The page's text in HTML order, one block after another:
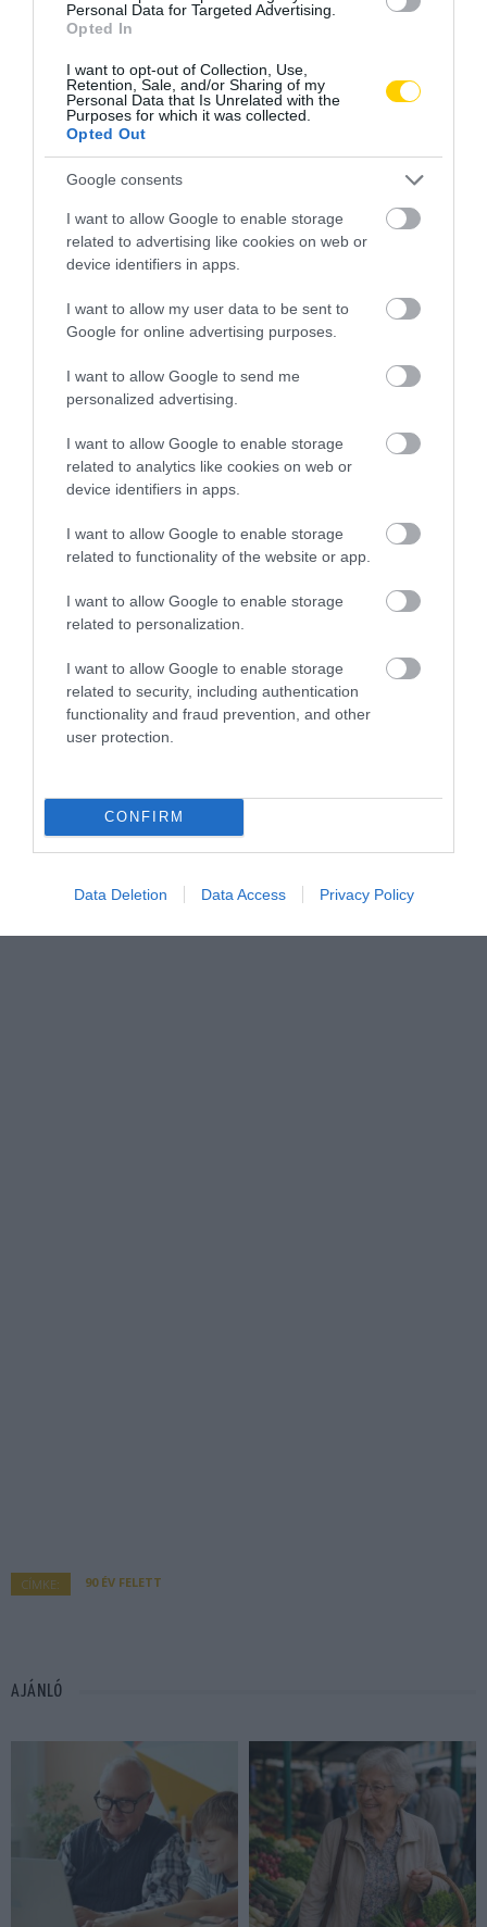
Personal Data for Targeted Advertising.
Opted In
I want to opt-out of Collection, Use,
Retention, Sale, and/or Sharing of my
Personal Data that Is Unrelated with the
Purposes for which it was collected.
Opted Out
Google consents
I want to allow Google to enable storage
related to advertising like cookies on web or
device identifiers in apps.
I want to allow my user data to be sent to
Google for online advertising purposes.
I want to allow Google to send me
personalized advertising.
I want to allow Google to enable storage
related to analytics like cookies on web or
device identifiers in apps.
I want to allow Google to enable storage
related to functionality of the website or app.
I want to allow Google to enable storage
related to personalization.
I want to allow Google to enable storage
related to security, including authentication
functionality and fraud prevention, and other
user protection.
CONFIRM
Data Deletion Data Access Privacy Policy
CÍMKE: 90 ÉV FELETT
AJÁNLÓ